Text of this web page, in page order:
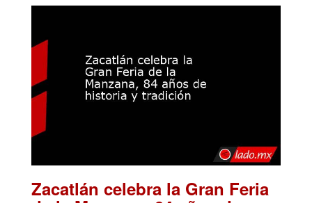
Zacatlán celebra la Gran Feria